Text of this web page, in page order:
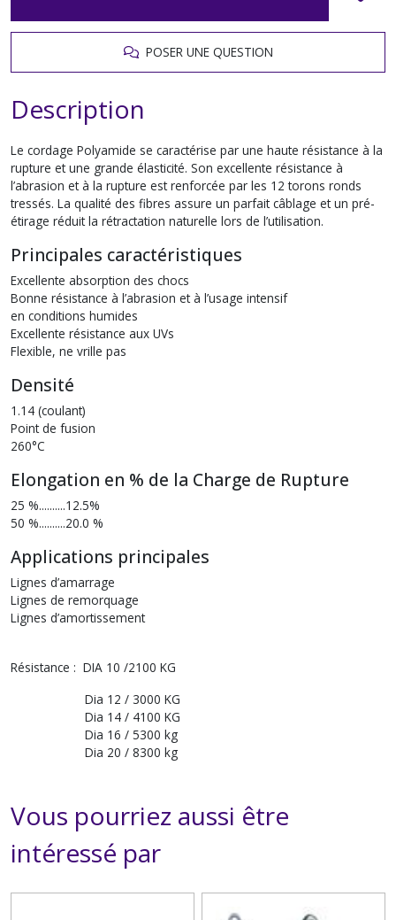
POSER UNE QUESTION
Description
Le cordage Polyamide se caractérise par une haute résistance à la
rupture et une grande élasticité. Son excellente résistance à
l’abrasion et à la rupture est renforcée par les 12 torons ronds
tressés. La qualité des fibres assure un parfait câblage et un pré-
étirage réduit la rétractation naturelle lors de l’utilisation.
Principales caractéristiques
Excellente absorption des chocs
Bonne résistance à l’abrasion et à l’usage intensif
en conditions humides
Excellente résistance aux UVs
Flexible, ne vrille pas
Densité
1.14 (coulant)
Point de fusion
260°C
Elongation en % de la Charge de Rupture
25 %..........12.5%
50 %..........20.0 %
Applications principales
Lignes d’amarrage
Lignes de remorquage
Lignes d’amortissement
Résistance : DIA 10 /2100 KG
Dia 12 / 3000 KG
Dia 14 / 4100 KG
Dia 16 / 5300 kg
Dia 20 / 8300 kg
Vous pourriez aussi être
intéressé par